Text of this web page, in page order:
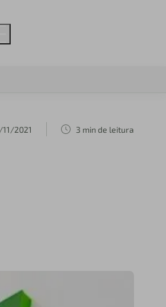
11/2021 3 min de leitura